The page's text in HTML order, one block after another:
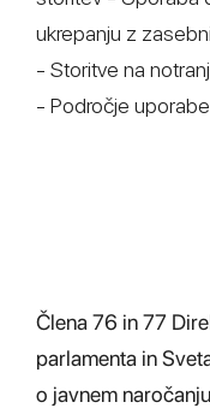
ukrepanju z
- Storitve na
- Področje
Člena 76 in 77
parlamenta in
o javnem